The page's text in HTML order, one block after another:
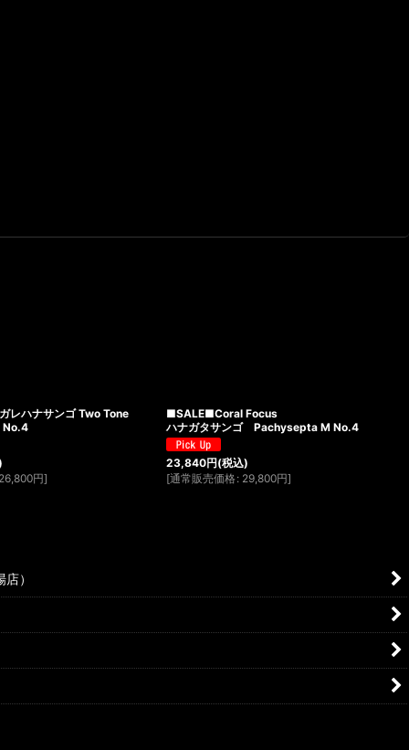
レハナサンゴ Two Tone
円]
■SALE■Coral Focus
ハナガタサンゴ Pachysepta M No.4
23,840円(税込)
[通常販売価格 : 29,800円]
）